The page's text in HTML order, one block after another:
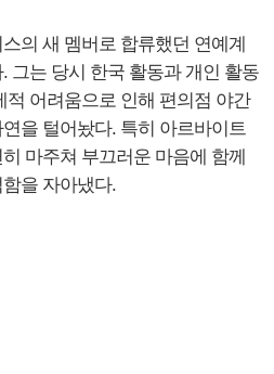
의 새 멤버로 합류했던 연예계
그는 당시 한국 활동과 개인 활동
적 어려움으로 인해 편의점 야간
을 털어놨다. 특히 아르바이트
마주쳐 부끄러운 마음에 함께
을 자아냈다.